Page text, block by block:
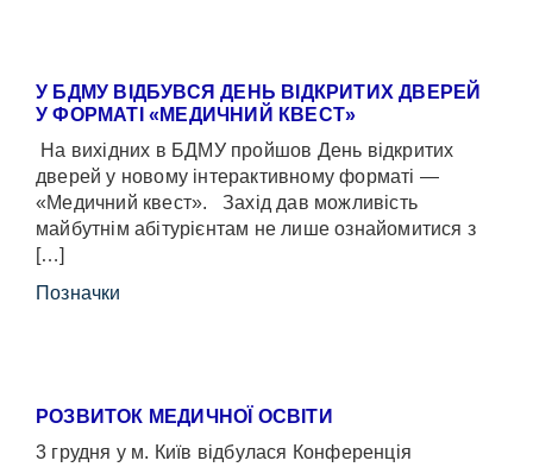
У БДМУ ВІДБУВСЯ ДЕНЬ ВІДКРИТИХ ДВЕРЕЙ
У ФОРМАТІ «МЕДИЧНИЙ КВЕСТ»
На вихідних в БДМУ пройшов День відкритих
дверей у новому інтерактивному форматі —
«Медичний квест». Захід дав можливість
майбутнім абітурієнтам не лише ознайомитися з
[…]
Позначки
РОЗВИТОК МЕДИЧНОЇ ОСВІТИ
3 грудня у м. Київ відбулася Конференція